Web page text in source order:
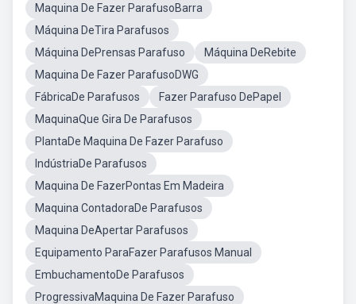
Maquina De Fazer ParafusoBarra
Máquina DeTira Parafusos
Máquina DePrensas Parafuso
Máquina DeRebite
Maquina De Fazer ParafusoDWG
FábricaDe Parafusos
Fazer Parafuso DePapel
MaquinaQue Gira De Parafusos
PlantaDe Maquina De Fazer Parafuso
IndústriaDe Parafusos
Maquina De FazerPontas Em Madeira
Maquina ContadoraDe Parafusos
Maquina DeApertar Parafusos
Equipamento ParaFazer Parafusos Manual
EmbuchamentoDe Parafusos
ProgressivaMaquina De Fazer Parafuso